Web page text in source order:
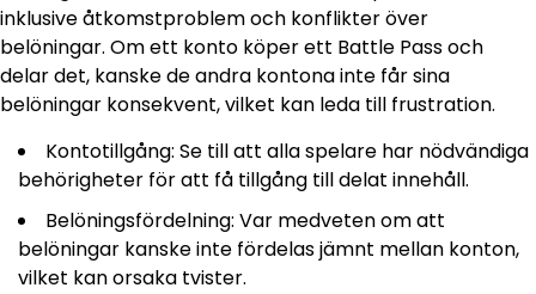
inklusive åtkomstproblem och konflikter över
belöningar. Om ett konto köper ett Battle Pass och
delar det, kanske de andra kontona inte får sina
belöningar konsekvent, vilket kan leda till frustration.
Kontotillgång: Se till att alla spelare har nödvändiga
behörigheter för att få tillgång till delat innehåll.
Belöningsfördelning: Var medveten om att
belöningar kanske inte fördelas jämnt mellan konton,
vilket kan orsaka tvister.